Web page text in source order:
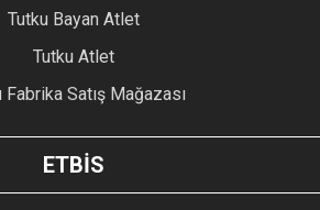
Tutku Bayan Atlet
Tutku Atlet
Fabrika Satış Mağazası
ETBİS